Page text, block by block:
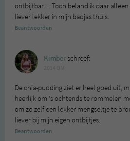
ontbijtbar… Toch beland ik daar
liever lekker in mijn badjas thuis.
Beantwoorden
Kimberschreef:
De chia-pudding ziet er heel goed uit,
heerlijk om ‘s ochtends te rommelen
om zo zelf een lekker mengseltje te
liever bij mijn eigen ontbijtjes.
Beantwoorden